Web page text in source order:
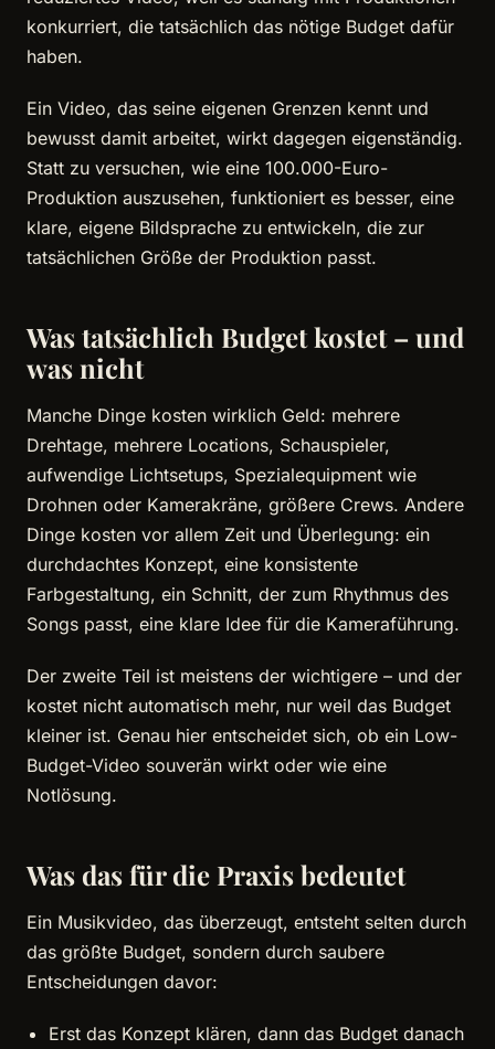
konkurriert, die tatsächlich das nötige Budget dafür
haben.
Ein Video, das seine eigenen Grenzen kennt und
bewusst damit arbeitet, wirkt dagegen eigenständig.
Statt zu versuchen, wie eine 100.000-Euro-
Produktion auszusehen, funktioniert es besser, eine
klare, eigene Bildsprache zu entwickeln, die zur
tatsächlichen Größe der Produktion passt.
Was tatsächlich Budget kostet – und
was nicht
Manche Dinge kosten wirklich Geld: mehrere
Drehtage, mehrere Locations, Schauspieler,
aufwendige Lichtsetups, Spezialequipment wie
Drohnen oder Kamerakräne, größere Crews. Andere
Dinge kosten vor allem Zeit und Überlegung: ein
durchdachtes Konzept, eine konsistente
Farbgestaltung, ein Schnitt, der zum Rhythmus des
Songs passt, eine klare Idee für die Kameraführung.
Der zweite Teil ist meistens der wichtigere – und der
kostet nicht automatisch mehr, nur weil das Budget
kleiner ist. Genau hier entscheidet sich, ob ein Low-
Budget-Video souverän wirkt oder wie eine
Notlösung.
Was das für die Praxis bedeutet
Ein Musikvideo, das überzeugt, entsteht selten durch
das größte Budget, sondern durch saubere
Entscheidungen davor:
Erst das Konzept klären, dann das Budget danach